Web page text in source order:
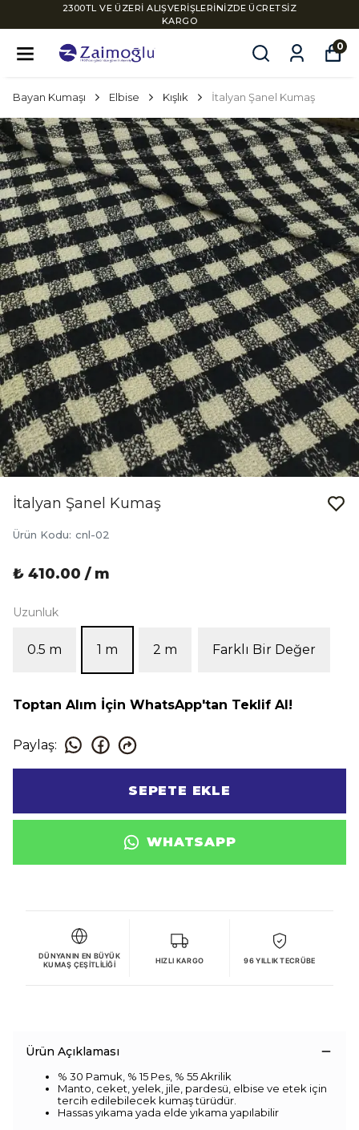
2300TL VE ÜZERİ ALIŞVERİŞLERİNİZDE ÜCRETSİZ
KARGO
0
Bayan Kumaşı Elbise Kışlık İtalyan Şanel Kumaş
İtalyan Şanel Kumaş
Ürün Kodu: cnl-02
₺ 410.00 / m
Uzunluk
0.5 m 1 m 2 m Farklı Bir Değer
Toptan Alım İçin WhatsApp'tan Teklif Al!
Paylaş:
SEPETE EKLE
WHATSAPP
DÜNYANIN EN BÜYÜK
KUMAŞ ÇEŞITLILIĞI
HIZLI KARGO 96 YILLIK TECRÜBE
Ürün Açıklaması
% 30 Pamuk, % 15 Pes, % 55 Akrilik
Manto, ceket, yelek, jile, pardesü, elbise ve etek için
tercih edilebilecek kumaş türüdür.
Hassas yıkama yada elde yıkama yapılabilir